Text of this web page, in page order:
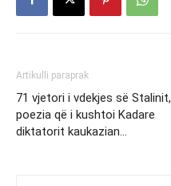
Artikulli paraprak
71 vjetori i vdekjes së Stalinit,
poezia që i kushtoi Kadare
diktatorit kaukazian…